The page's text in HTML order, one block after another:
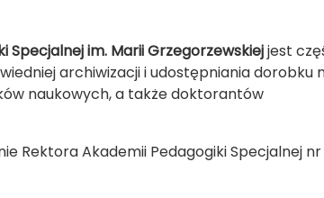
Specjalnej im. Marii Grzegorzewskiejjest
archiwizacji i udostępniania dorobku
naukowych, a także doktorantów
Rektora Akademii Pedagogiki Specjalnej nr